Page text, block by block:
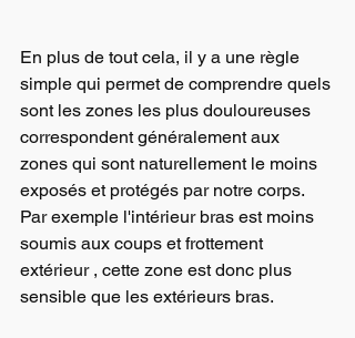
En plus de tout cela, il y a une règle
simple qui permet de comprendre quels
sont les zones les plus douloureuses
correspondent généralement aux
zones qui sont naturellement le moins
exposés et protégés par notre corps.
Par exemple l'intérieur bras est moins
soumis aux coups et frottement
extérieur , cette zone est donc plus
sensible que les extérieurs bras.